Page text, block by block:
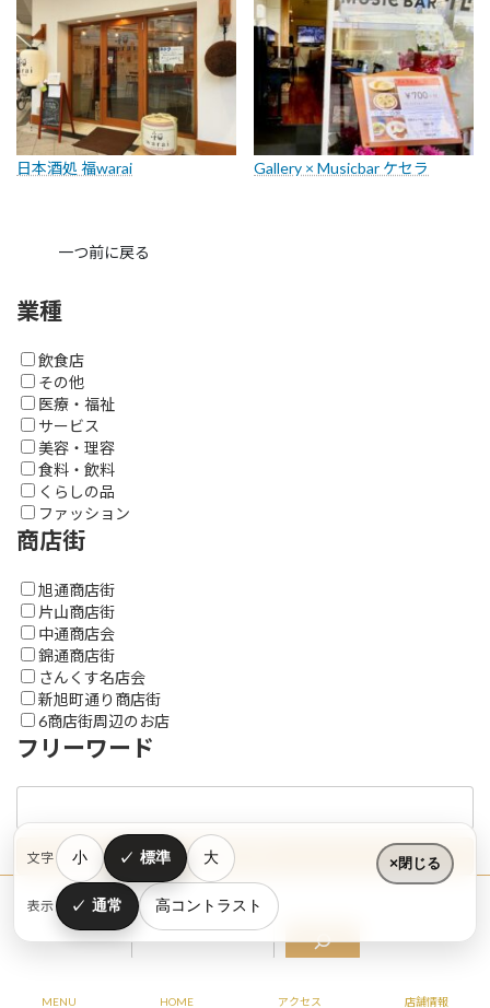
文字 小 標準 大
表示 通常 高コントラスト
閉じる
日本酒処 福warai Gallery × Musicbar ケセラ
一つ前に戻る
業種
飲食店
その他
医療・福祉
サービス
美容・理容
食料・飲料
くらしの品
ファッション
商店街
旭通商店街
片山商店街
中通商店会
錦通商店街
さんくす名店会
新旭町通り商店街
6商店街周辺のお店
フリーワード
MENU HOME アクセス 店舗情報